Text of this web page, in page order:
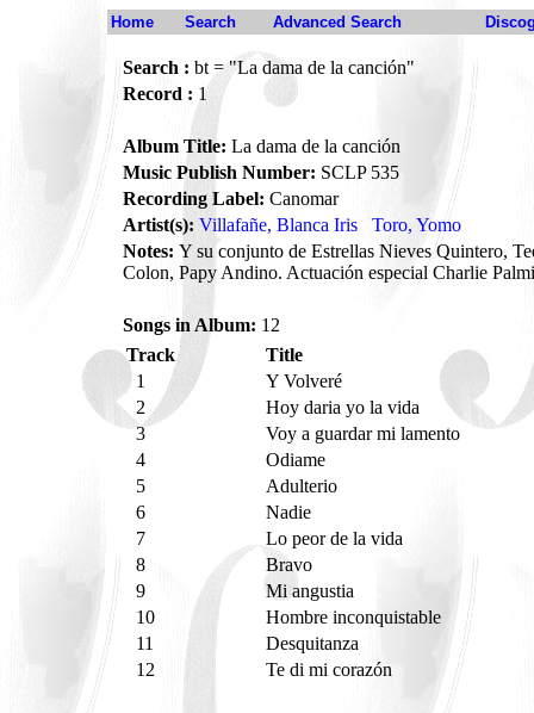
Home Search Advanced Search
Search : bt = "La dama de la canción"
Record : 1
Album Title: La dama de la canción
Music Publish Number: SCLP 535
Recording Label: Canomar
Artist(s): Villafañe, Blanca Iris
Toro, Yomo
Notes: Y su conjunto de Estrellas Nieves Quintero,
Colon, Papy Andino. Actuación especial Charlie
Songs in Album: 12
Track
Title
1
Y Volveré
2
Hoy daria yo la vida
3
Voy a guardar mi lamento
4
Odiame
5
Adulterio
6
Nadie
7
Lo peor de la vida
8
Bravo
9
Mi angustia
10
Hombre inconquistable
11
Desquitanza
12
Te di mi corazón